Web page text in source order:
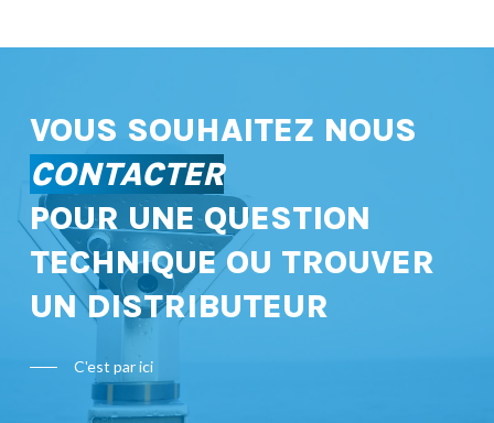
VOUS SOUHAITEZ NOUS
CONTACTER
POUR UNE QUESTION
TECHNIQUE OU TROUVER
UN DISTRIBUTEUR
C'est par ici